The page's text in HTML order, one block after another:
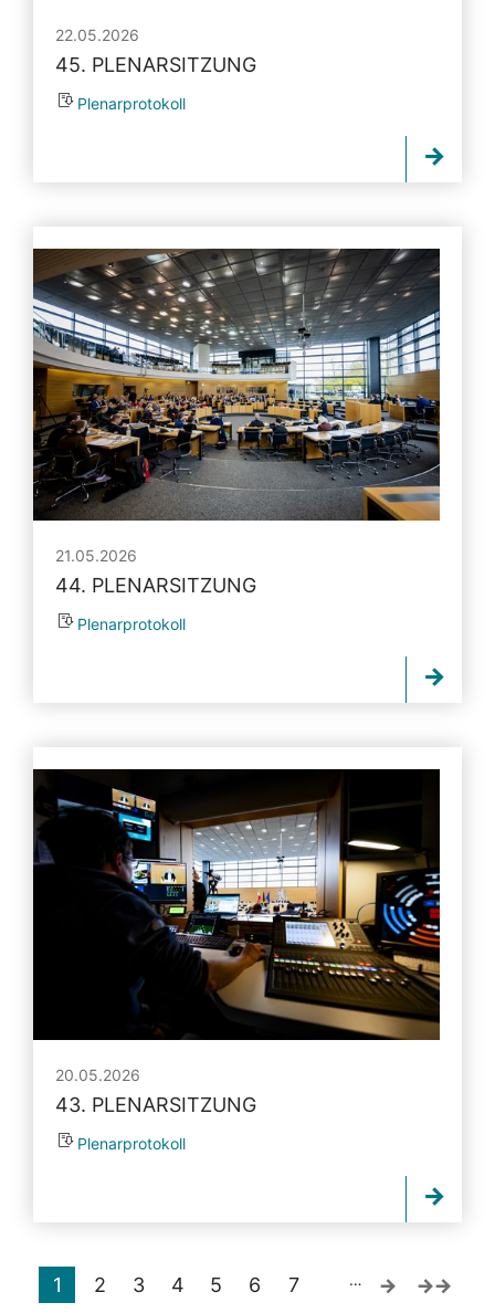
22.05.2026
45. PLENARSITZUNG
Plenarprotokoll
21.05.2026
44. PLENARSITZUNG
Plenarprotokoll
20.05.2026
43. PLENARSITZUNG
Plenarprotokoll
1 2 3 4 5 6 7 …